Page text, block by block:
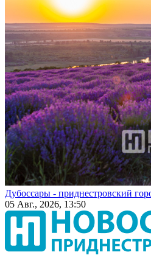
Дубоссары - приднестровский
05 Авг., 2026, 13:50